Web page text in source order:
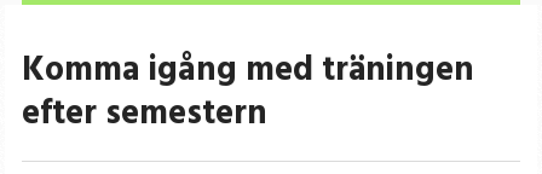
Komma igång med träningen
efter semestern